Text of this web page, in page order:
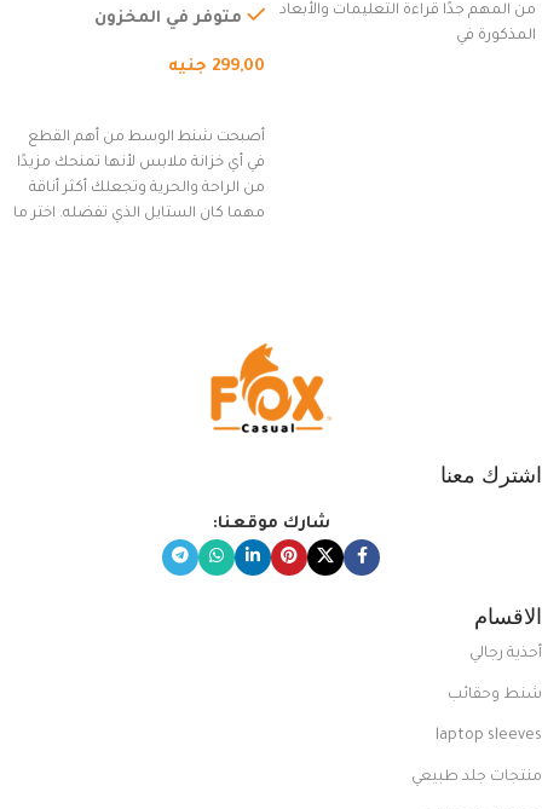
من المهم جدًا قراءة التعليمات والأبعاد
المذكورة في
السفر، الجري العادي، المشي
(رمادي)
متوفر في المخزون
299,00 جنيه
أصبحت شنط الوسط من أهم القطع
في أي خزانة ملابس لأنها تمنحك مزيدًا
من الراحة والحرية وتجعلك أكثر أناقة
مهما كان الستايل الذي تفضله. اختر ما
اشترك معنا
شارك موقعنا:
الاقسام
أحذية رجالي
شنط وحقائب
laptop sleeves
منتجات جلد طبيعي